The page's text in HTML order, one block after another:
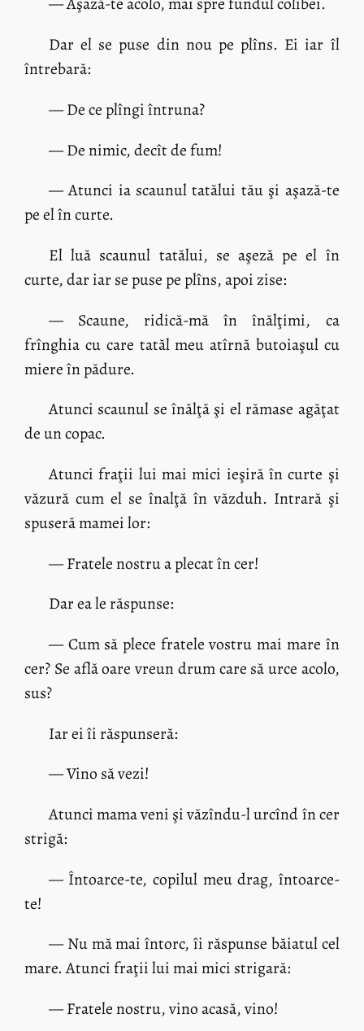
Dar el se puse din nou pe plîns. Ei iar îl
întrebară:
— De ce plîngi întruna?
— De nimic, decît de fum!
— Atunci ia scaunul tatălui tău şi aşază-te
pe el în curte.
El luă scaunul tatălui, se aşeză pe el în
curte, dar iar se puse pe plîns, apoi zise:
— Scaune, ridică-mă în înălţimi, ca
frînghia cu care tatăl meu atîrnă butoiaşul cu
miere în pădure.
Atunci scaunul se înălţă şi el rămase agăţat
de un copac.
Atunci fraţii lui mai mici ieşiră în curte şi
văzură cum el se înalţă în văzduh. Intrară şi
spuseră mamei lor:
— Fratele nostru a plecat în cer!
Dar ea le răspunse:
— Cum să plece fratele vostru mai mare în
cer? Se află oare vreun drum care să urce acolo,
sus?
Iar ei îi răspunseră:
— Vino să vezi!
Atunci mama veni şi văzîndu-l urcînd în cer
strigă:
— Întoarce-te, copilul meu drag, întoarce-
te!
— Nu mă mai întorc, îi răspunse băiatul cel
mare. Atunci fraţii lui mai mici strigară:
— Fratele nostru, vino acasă, vino!